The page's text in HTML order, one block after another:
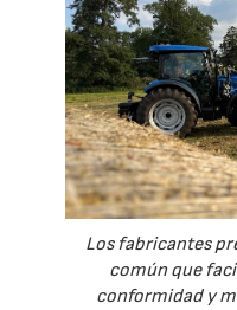
Los fabricantes
común que
conformidad y